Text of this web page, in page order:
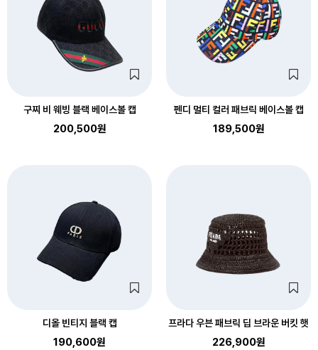
구찌 비 웨빙 블랙 베이스볼 캡
200,500원
펜디 멀티 컬러 패브릭 베이스볼 캡
189,500원
디올 빈티지 블랙 캡
190,600원
프라다 우븐 패브릭 딥 브라운 버킷 햇
226,900원